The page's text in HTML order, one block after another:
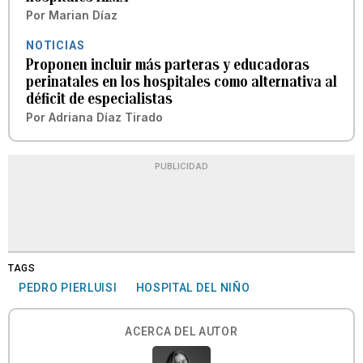
Por Marian Díaz
NOTICIAS
Proponen incluir más parteras y educadoras
perinatales en los hospitales como alternativa al
déficit de especialistas
Por Adriana Díaz Tirado
PUBLICIDAD
TAGS
PEDRO PIERLUISI HOSPITAL DEL NIÑO
ACERCA DEL AUTOR